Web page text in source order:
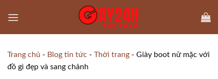
Trang chủ - Blog tin tức - Thời trang - Giày boot nữ mặc với
đồ gì​ đẹp và sang chảnh